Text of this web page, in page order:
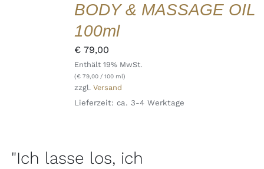
BODY & MASSAGE OIL
100ml
€79,00
Enthält 19% MwSt.
(€79,00/ 100 ml)
zzgl. Versand
Lieferzeit: ca. 3-4 Werktage
"Ich lasse los, ich